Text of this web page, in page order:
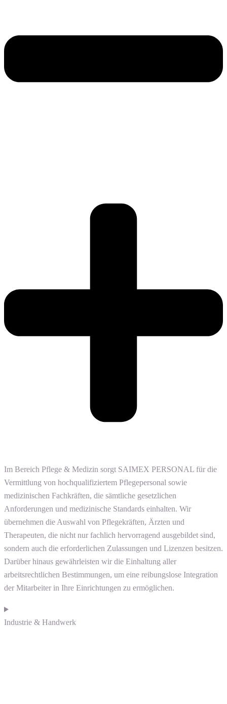
Im Bereich Pflege & Medizin sorgt SAIMEX PERSONAL für die
Vermittlung von hochqualifiziertem Pflegepersonal sowie
medizinischen Fachkräften, die sämtliche gesetzlichen
Anforderungen und medizinische Standards einhalten. Wir
übernehmen die Auswahl von Pflegekräften, Ärzten und
Therapeuten, die nicht nur fachlich hervorragend ausgebildet sind,
sondern auch die erforderlichen Zulassungen und Lizenzen besitzen.
Darüber hinaus gewährleisten wir die Einhaltung aller
arbeitsrechtlichen Bestimmungen, um eine reibungslose Integration
der Mitarbeiter in Ihre Einrichtungen zu ermöglichen.
Industrie & Handwerk